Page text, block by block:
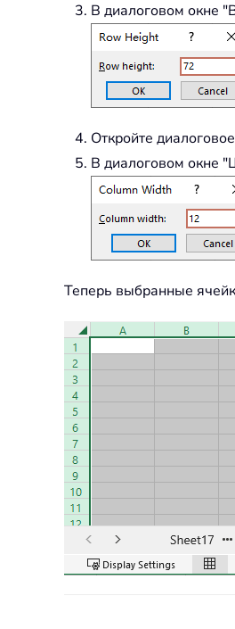
В диалоговом окне
Откройте
В диалоговом окне
Теперь выбранные